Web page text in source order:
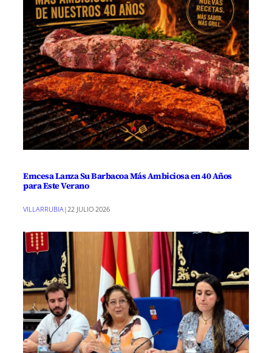
Emcesa Lanza Su Barbacoa Más Ambiciosa en 40 Años
para Este Verano
VILLARRUBIA | 22 JULIO 2026